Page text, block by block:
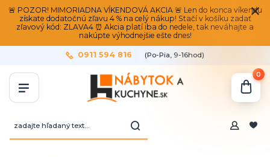
🚨 POZOR! MIMORIADNA VÍKENDOVÁ AKCIA 🚨 Len do konca víkendu
získate dodatočnú zľavu 4 % na celý nákup! Stačí v košíku zadať
zľavový kód: ZLAVA4 ⏰ Akcia platí iba do nedele, tak neváhajte a
nakúpte výhodnejšie ešte dnes!
0911 594 816 (Po-Pia, 9-16hod)
0